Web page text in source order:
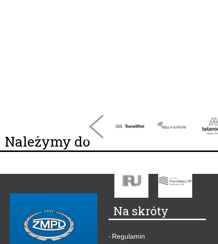
Należymy do
Na skróty
- Regulamin